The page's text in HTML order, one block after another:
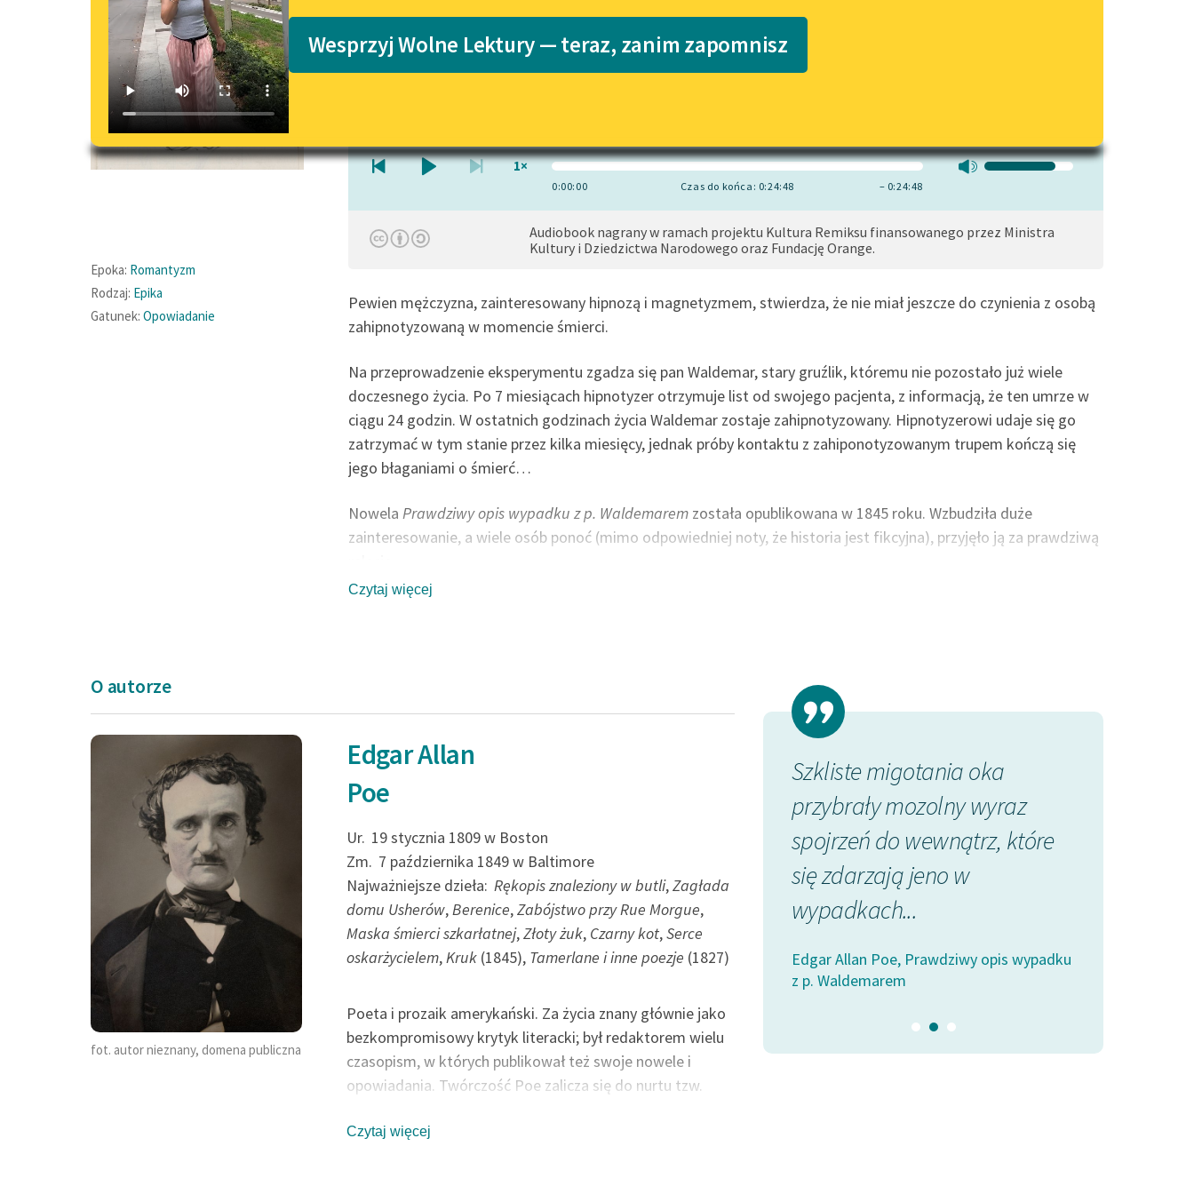
niepełnosprawnościami
E-kolekcja lektur szkolnych i
uczennic i uczniów z
niepełnosprawnościami
literatury feministycznej
Ręce pełne poezji
Kolekcje edukacyjne twórców
przechodzących do domeny
publicznej, lektur szkolnych
oraz Starego Testamentu
Odkurzamy bohaterów
Katalog
Katalog w formacie PDF
wrażliwych
Deklaracja dostępności
Wesprzyj Wolne Lektury — teraz, zanim zapomnisz
Epoka: Romantyzm
Rodzaj: Epika
Gatunek: Opowiadanie
pobierz audiobook pobierz książkę
1×
0:00:00 – 0:24:48
Czas do końca: 0:24:48
Audiobook nagrany w ramach projektu Kultura Remiksu finansowanego przez Ministra
Kultury i Dziedzictwa Narodowego oraz Fundację Orange.
Pewien mężczyzna, zainteresowany hipnozą i magnetyzmem, stwierdza, że nie miał jeszcze do czynienia z osobą
zahipnotyzowaną w momencie śmierci.
Na przeprowadzenie eksperymentu zgadza się pan Waldemar, stary gruźlik, któremu nie pozostało już wiele
doczesnego życia. Po 7 miesiącach hipnotyzer otrzymuje list od swojego pacjenta, z informacją, że ten umrze w
ciągu 24 godzin. W ostatnich godzinach życia Waldemar zostaje zahipnotyzowany. Hipnotyzerowi udaje się go
zatrzymać w tym stanie przez kilka miesięcy, jednak próby kontaktu z zahiponotyzowanym trupem kończą się
jego błaganiami o śmierć…
Nowela Prawdziwy opis wypadku z p. Waldemarem została opublikowana w 1845 roku. Wzbudziła duże
zainteresowanie, a wiele osób ponoć (mimo odpowiedniej noty, że historia jest fikcyjna), przyjęło ją za prawdziwą
Czytaj więcej
O autorze
fot. autor nieznany, domena publiczna
Edgar Allan
Poe
Ur. 19 stycznia 1809 w Boston
Zm. 7 października 1849 w Baltimore
Najważniejsze dzieła: Rękopis znaleziony w butli,Zagłada
domu Usherów,Berenice,Zabójstwo przy Rue Morgue,
Maska śmierci szkarłatnej,Złoty żuk, Czarny kot,Serce
oskarżycielem,Kruk (1845), Tamerlane i inne poezje (1827)
Poeta i prozaik amerykański. Za życia znany głównie jako
bezkompromisowy krytyk literacki; był redaktorem wielu
czasopism, w których publikował też swoje nowele i
opowiadania. Twórczość Poe zalicza się do nurtu tzw.
należy nieuchronnie i stale grożąca śmierć ze wszystkimi
Czytaj więcej
Nie widziałem go od dni
dziesięciu i przeraziła mię
straszliwa zmiana, która w
nim zaszła...
Edgar Allan Poe, Prawdziwy opis wypadku
wywarł na nim wpływ
widoczny, lecz pomimo...
Edgar Allan Poe, Prawdziwy opis wypadku
z p. Waldemarem
Szkliste migotania oka
przybrały mozolny wyraz
spojrzeńdo wewnątrz, które
się zdarzają jeno w
wypadkach...
Edgar Allan Poe, Prawdziwy opis wypadku
z p. Waldemarem